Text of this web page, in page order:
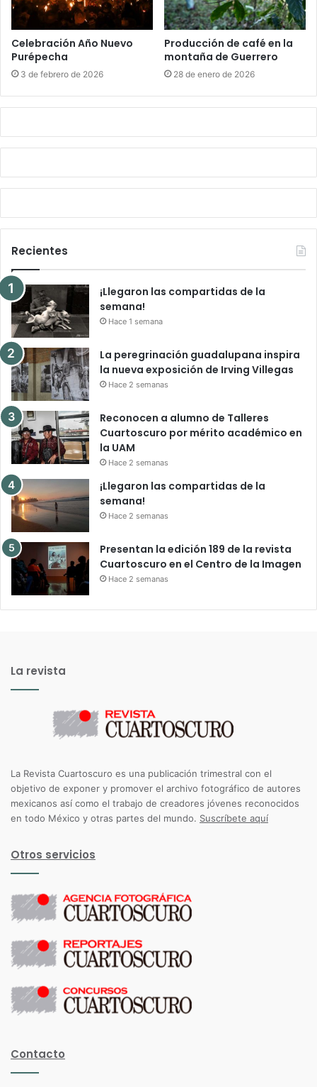
Celebración Año Nuevo
Purépecha
3 de febrero de 2026
Producción de café en la
montaña de Guerrero
28 de enero de 2026
Recientes
¡Llegaron las compartidas de la
semana!
Hace 1 semana
La peregrinación guadalupana inspira
la nueva exposición de Irving Villegas
Hace 2 semanas
Reconocen a alumno de Talleres
Cuartoscuro por mérito académico en
la UAM
Hace 2 semanas
¡Llegaron las compartidas de la
semana!
Hace 2 semanas
Presentan la edición 189 de la revista
Cuartoscuro en el Centro de la Imagen
Hace 2 semanas
La revista
La Revista Cuartoscuro es una publicación trimestral con el
objetivo de exponer y promover el archivo fotográfico de autores
mexicanos así como el trabajo de creadores jóvenes reconocidos
en todo México y otras partes del mundo. Suscríbete aquí
Otros servicios
Contacto